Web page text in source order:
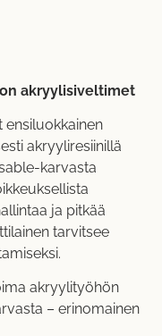
akryylisiveltimet
ensiluokkainen
akryyliresiinillä
karvasta
ja pitkää
tarvitsee
akryylityöhön
– erinomainen